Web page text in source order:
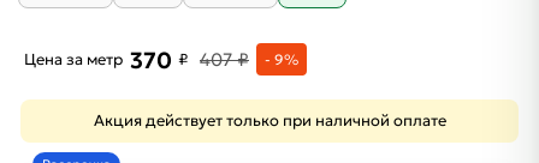
Цена за метр 370 ₽ 407 ₽ - 9%
Акция действует только при наличной оплате